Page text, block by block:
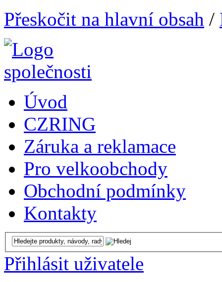
Přeskočit na hlavní obsah /
Úvod
CZRING
Záruka a reklamace
Pro velkoobchody
Obchodní podmínky
Kontakty
Přihlásit uživatele